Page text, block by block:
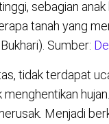
sebagian
tanah yang
Sumber:
tidak terdapat
Menjadi